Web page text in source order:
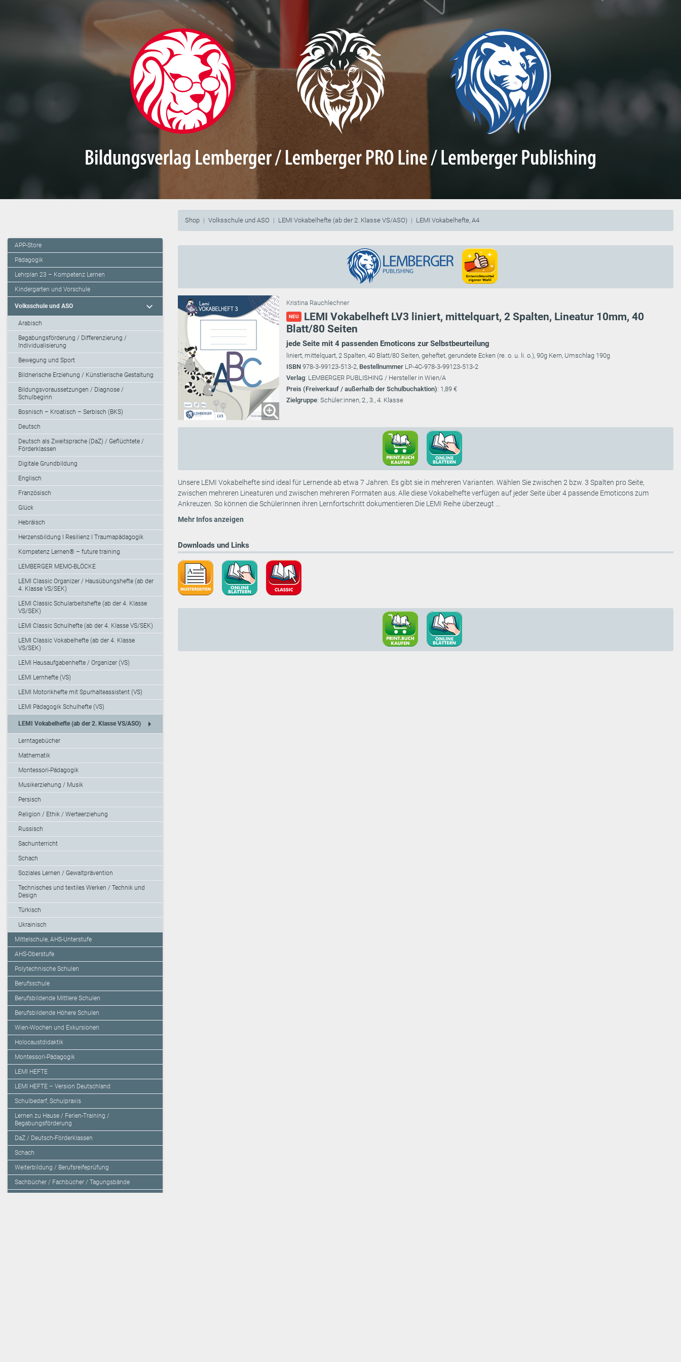
Shop Volksschule und ASO LEMI Vokabelhefte (ab der 2. Klasse VS/ASO) LEMI Vokabelhefte, A4
APP-Store
Pädagogik
Lehrplan 23 – Kompetenz Lernen
Kindergarten und Vorschule
Volksschule und ASO expand_more
Arabisch
Begabungsförderung / Differenzierung /
Individualisierung
Bewegung und Sport
Bildnerische Erziehung / Künstlerische Gestaltung
Bildungsvoraussetzungen / Diagnose /
Schulbeginn
Bosnisch – Kroatisch – Serbisch (BKS)
Deutsch
Deutsch als Zweitsprache (DaZ) / Geflüchtete /
Förderklassen
Digitale Grundbildung
Englisch
Französisch
Glück
Hebräisch
Herzensbildung I Resilienz I Traumapädagogik
Kompetenz Lernen® – future training
LEMBERGER MEMO-BLÖCKE
LEMI Classic Organizer / Hausübungshefte (ab der
4. Klasse VS/SEK)
LEMI Classic Schularbeitshefte (ab der 4. Klasse
VS/SEK)
LEMI Classic Schulhefte (ab der 4. Klasse VS/SEK)
LEMI Classic Vokabelhefte (ab der 4. Klasse
VS/SEK)
LEMI Hausaufgabenhefte / Organizer (VS)
LEMI Lernhefte (VS)
LEMI Motorikhefte mit Spurhalteassistent (VS)
LEMI Pädagogik Schulhefte (VS)
LEMI Vokabelhefte (ab der 2. Klasse VS/ASO) arrow_right
Lerntagebücher
Mathematik
Montessori-Pädagogik
Musikerziehung / Musik
Persisch
Religion / Ethik / Werteerziehung
Russisch
Sachunterricht
Schach
Soziales Lernen / Gewaltprävention
Technisches und textiles Werken / Technik und
Design
Türkisch
Ukrainisch
Mittelschule, AHS-Unterstufe
AHS-Oberstufe
Polytechnische Schulen
Berufsschule
Berufsbildende Mittlere Schulen
Berufsbildende Höhere Schulen
Wien-Wochen und Exkursionen
Holocaustdidaktik
Montessori-Pädagogik
LEMI HEFTE
LEMI HEFTE – Version Deutschland
Schulbedarf, Schulpraxis
Lernen zu Hause / Ferien-Training /
Begabungsförderung
DaZ / Deutsch-Förderklassen
Schach
Weiterbildung / Berufsreifeprüfung
Sachbücher / Fachbücher / Tagungsbände
Kristina Rauchlechner
NEU
LEMI Vokabelheft LV3 liniert, mittelquart, 2 Spalten, Lineatur 10mm, 40
Blatt/80 Seiten
jede Seite mit 4 passenden Emoticons zur Selbstbeurteilung
liniert, mittelquart, 2 Spalten, 40 Blatt/80 Seiten, geheftet, gerundete Ecken (re. o. u. li. o.), 90g Kern, Umschlag 190g
ISBN 978-3-99123-513-2, Bestellnummer LP-4C-978-3-99123-513-2
Verlag: LEMBERGER PUBLISHING / Hersteller in Wien/A
Preis (Freiverkauf / außerhalb der Schulbuchaktion): 1,89 €
Zielgruppe: Schüler:innen, 2., 3., 4. Klasse
Unsere LEMI Vokabelhefte sind ideal für Lernende ab etwa 7 Jahren. Es gibt sie in mehreren Varianten. Wählen Sie zwischen 2 bzw. 3 Spalten pro Seite,
zwischen mehreren Lineaturen und zwischen mehreren Formaten aus. Alle diese Vokabelhefte verfügen auf jeder Seite über 4 passende Emoticons zum
Ankreuzen. So können die SchülerInnen ihren Lernfortschritt dokumentieren.Die LEMI Reihe überzeugt ...
Mehr Infos anzeigen
Downloads und Links